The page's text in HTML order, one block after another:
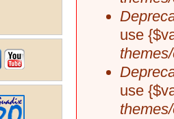
use
use